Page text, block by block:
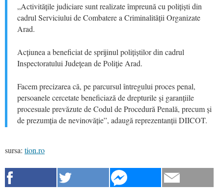
„Activitățile judiciare sunt realizate împreună cu polițiști din
cadrul Serviciului de Combatere a Criminalității Organizate
Arad.
Acțiunea a beneficiat de sprijinul polițiștilor din cadrul
Inspectoratului Judeţean de Poliţie Arad.
Facem precizarea că, pe parcursul întregului proces penal,
persoanele cercetate beneficiază de drepturile și garanțiile
procesuale prevăzute de Codul de Procedură Penală, precum și
de prezumția de nevinovăție”, adaugă reprezentanții DIICOT.
sursa: tion.ro